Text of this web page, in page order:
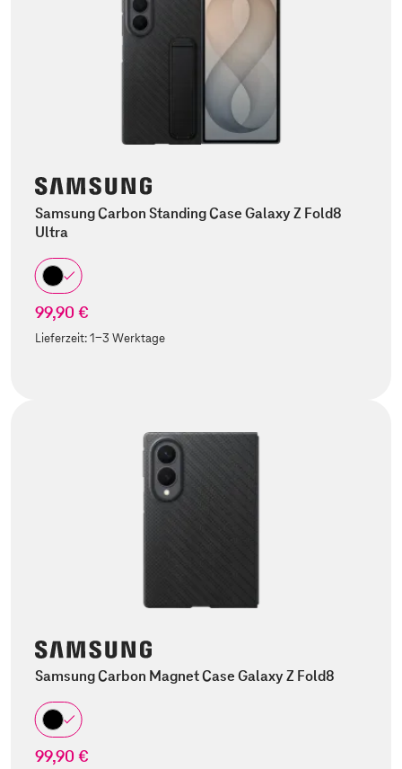
Samsung Carbon Standing Case Galaxy Z Fold8
Ultra
99,90 €
Lieferzeit:1-3 Werktage
Samsung Carbon Magnet Case Galaxy Z Fold8
99,90 €